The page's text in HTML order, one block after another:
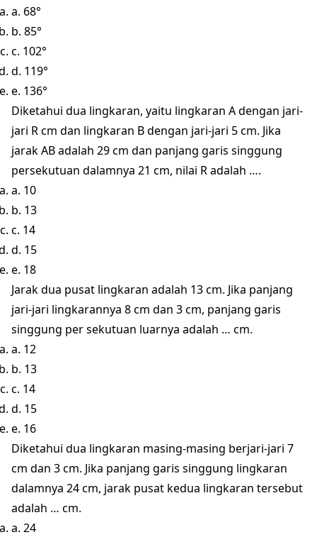
a. 68°
b. 85°
c. 102°
d. 119°
e. 136°
Diketahui dua lingkaran, yaitu lingkaran A dengan jari-
jari R cm dan lingkaran B dengan jari-jari 5 cm. Jika
jarak AB adalah 29 cm dan panjang garis singgung
persekutuan dalamnya 21 cm, nilai R adalah ….
a. 10
b. 13
c. 14
d. 15
e. 18
Jarak dua pusat lingkaran adalah 13 cm. Jika panjang
jari-jari lingkarannya 8 cm dan 3 cm, panjang garis
singgung per sekutuan luarnya adalah … cm.
a. 12
b. 13
c. 14
d. 15
e. 16
Diketahui dua lingkaran masing-masing berjari-jari 7
cm dan 3 cm. Jika panjang garis singgung lingkaran
dalamnya 24 cm, jarak pusat kedua lingkaran tersebut
adalah … cm.
a. 24